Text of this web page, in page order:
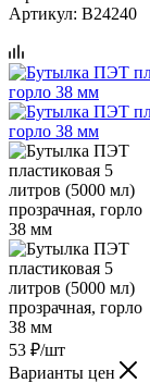
Артикул: B24240
53 ₽/шт
Варианты цен